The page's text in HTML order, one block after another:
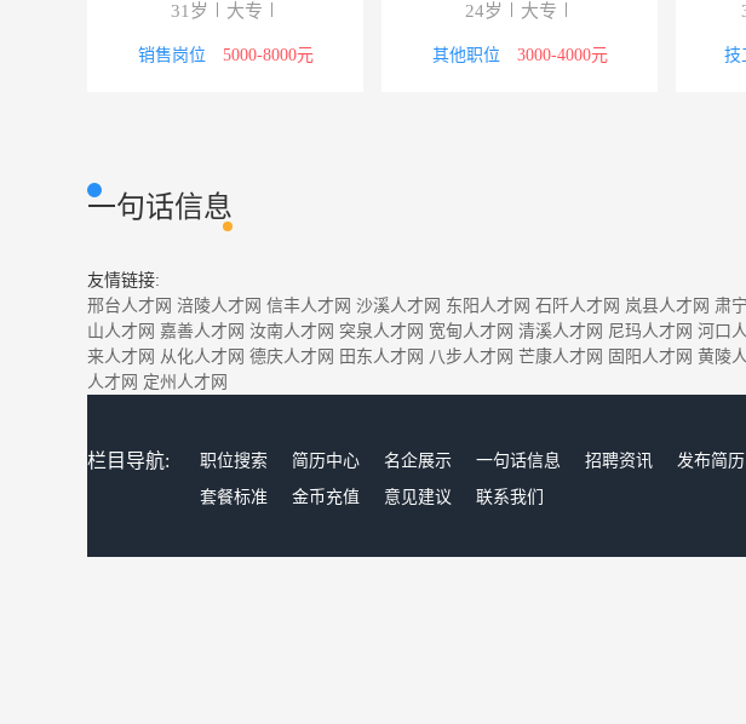
销售代表 市场营销 石家庄森海人力资源服务有限公司
31岁 大专
销售岗位 5000-8000元
24岁 大专
其他职位 3000-4000元 技
一句话信息
友情链接:
邢台人才网 涪陵人才网 信丰人才网 沙溪人才网 东阳人才网 石阡人才网 岚县人才网 肃
山人才网 嘉善人才网 汝南人才网 突泉人才网 宽甸人才网 清溪人才网 尼玛人才网 河口
来人才网 从化人才网 德庆人才网 田东人才网 八步人才网 芒康人才网 固阳人才网 黄陵
人才网 定州人才网
栏目导航: 职位搜索 简历中心 名企展示 一句话信息 招聘资讯 发布简历
套餐标准
金币充值 意见建议 联系我们